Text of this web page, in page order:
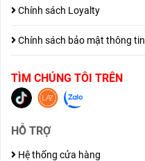
Chính sách Loyalty
Chính sách bảo mật thông tin
TÌM CHÚNG TÔI TRÊN
HỖ TRỢ
Hệ thống cửa hàng